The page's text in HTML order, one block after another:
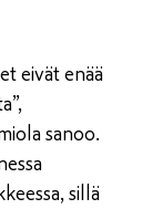
eivät enää
sanoo.
sillä